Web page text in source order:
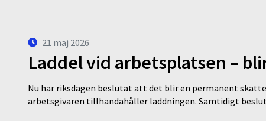
21 maj 2026
Laddel vid arbetsplatsen –
Nu har riksdagen beslutat att det blir en permanent
arbetsgivaren tillhandahåller laddningen. Samtidigt